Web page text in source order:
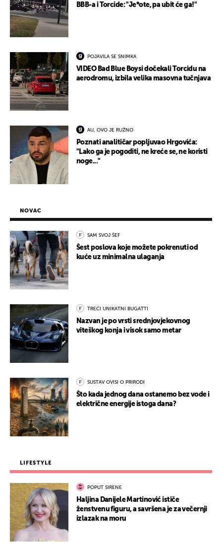
BBB-a i Torcide: "Je*ote, pa ubit će ga!"
POJAVILA SE SNIMKA
VIDEO Bad Blue Boysi dočekali Torcidu na
aerodromu, izbila velika masovna tučnjava
AU, OVO JE RUŽNO
Poznati analitičar popljuvao Hrgovića:
"Lako ga je pogoditi, ne kreće se, ne koristi
noge..."
NOVAC
SAM SVOJ ŠEF
Šest poslova koje možete pokrenuti od
kuće uz minimalna ulaganja
TREĆI UNIKATNI BUGATTI
Nazvan je po vrsti srednjovjekovnog
viteškog konja i visok samo metar
SUSTAV OVISI O PRIRODI
Što kada jednog dana ostanemo bez vode i
električne energije istoga dana?
LIFESTYLE
POPUT SIRENE
Haljina Danijele Martinović ističe
ženstvenu figuru, a savršena je za večernji
izlazak na moru